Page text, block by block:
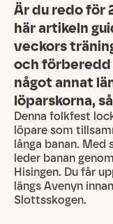
Är du redo för
här artikeln
veckors
och
något annat
löparskorna,
Denna folkfest
löpare som
långa banan.
leder banan
Hisingen. Du får
längs Avenyn
Slottsskogen.